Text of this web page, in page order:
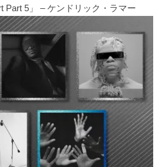
5」 – ケンドリック・ラマー